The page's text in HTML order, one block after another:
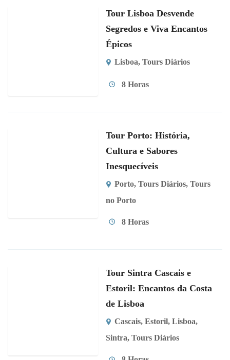
Tour Lisboa Desvende
Segredos e Viva Encantos
Épicos
Lisboa, Tours Diários
8 Horas
Tour Porto: História,
Cultura e Sabores
Inesquecíveis
Porto, Tours Diários, Tours
no Porto
8 Horas
Tour Sintra Cascais e
Estoril: Encantos da Costa
de Lisboa
Cascais, Estoril, Lisboa,
Sintra, Tours Diários